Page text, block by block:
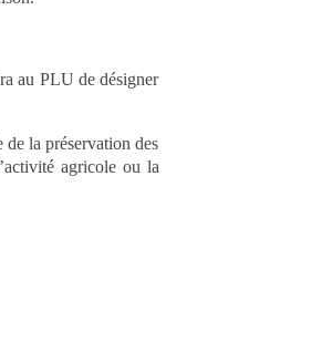
au PLU de désigner
la préservation des
agricole ou la